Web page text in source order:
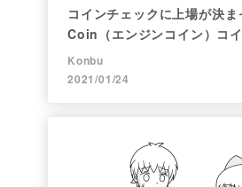
コインチェックに上場が決
Coin（エンジンコイン）コ
Konbu
2021/01/24